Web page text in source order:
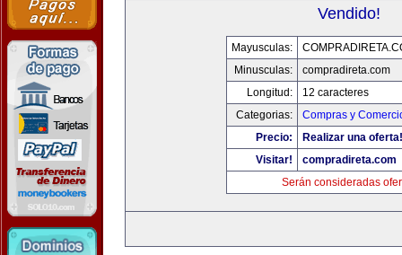
Vendido!
Mayusculas:
Minusculas:
compradireta.com
Longitud:
12 caracteres
Categorias:
Compras y
Precio:
Realizar una oferta!
Visitar!
compradireta.com
Serán consideradas